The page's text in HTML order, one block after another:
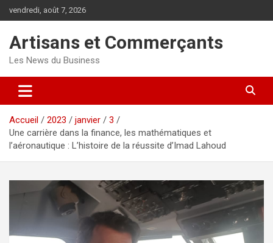
au
vendredi, août 7, 2026
Artisans et Commerçants
Les News du Business
Accueil 2023 janvier
3
Une carrière dans la finance, les mathématiques et
l’aéronautique : L’histoire de la réussite d’Imad Lahoud